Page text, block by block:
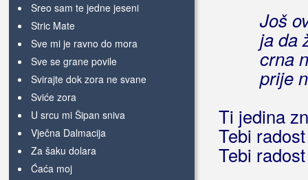
Sreo sam te jedne jeseni
Stric Mate
Sve mi je ravno do mora
Sve se grane povile
Svirajte dok zora ne svane
Sviće zora
U srcu mi Šipan sniva
Vječna Dalmacija
Za šaku dolara
Ćaća moj
Još
ja da
crna
prije
Ti jedina
Tebi
Tebi